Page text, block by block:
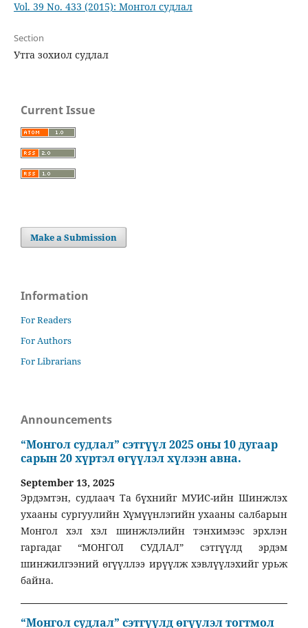
Vol. 39 No. 433 (2015): Монгол судлал
Section
Утга зохиол судлал
Current Issue
Make a Submission
Information
For Readers
For Authors
For Librarians
Announcements
“Монгол судлал” сэтгүүл 2025 оны 10 дугаар
сарын 20 хүртэл өгүүлэл хүлээн авна.
September 13, 2025
Эрдэмтэн, судлаач Та бүхнийг МУИС-ийн Шинжлэх
ухааны сургуулийн Хүмүүнлэгийн ухааны салбарын
Монгол хэл хэл шинжлэлийн тэнхимээс эрхлэн
гаргадаг “МОНГОЛ СУДЛАЛ” сэтгүүлд эрдэм
шинжилгээний өгүүллээ ирүүлж хэвлүүлэхийг урьж
байна.
“Монгол судлал” сэтгүүлд өгүүлэл тогтмол